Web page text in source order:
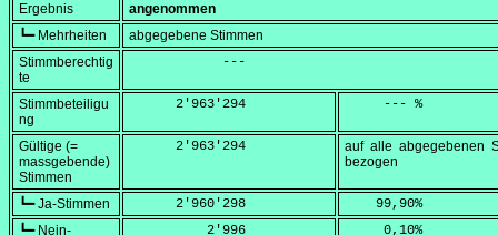
Ergebnis
angenommen
┗━ Mehrheiten
abgegebene Stimmen
Stimmberechtig
te
            ---
Stimmbeteiligu
ng
      2'963'294
     --- %
Gültige (=
massgebende)
Stimmen
      2'963'294
auf alle abgegebenen
bezogen
┗━ Ja-Stimmen
      2'960'298
    99,90
%
┗━ Nein-
          2'996
     0,10
%